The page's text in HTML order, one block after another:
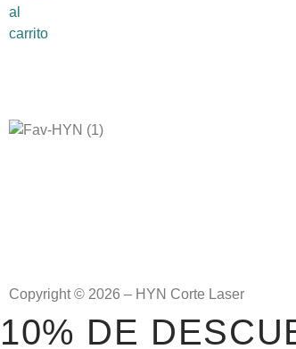
al
carrito
Copyright © 2026 – HYN Corte Laser
10% DE